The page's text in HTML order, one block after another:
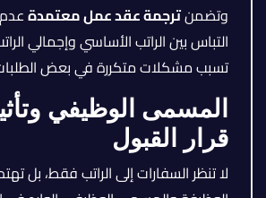
وتضمنترجمة عقد عمل معتمدة
التباس بين الراتب الأساسي وإجمالي
تسبب مشكلات متكررة في بعض
المسمى الوظيفي
قرار القبول
لا تنظر السفارات إلى الراتب فقط، بل